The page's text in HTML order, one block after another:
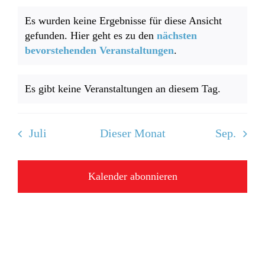
Hinweis
Es wurden keine Ergebnisse für diese Ansicht
gefunden. Hier geht es zu den nächsten
bevorstehenden Veranstaltungen.
Hinweis
Es gibt keine Veranstaltungen an diesem Tag.
Juli Dieser Monat Sep.
Kalender abonnieren